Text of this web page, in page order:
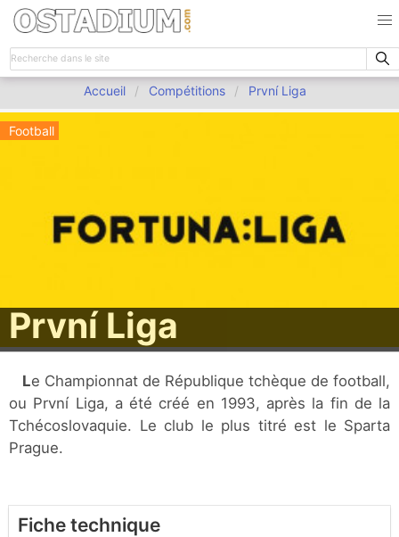
Accueil Compétitions První Liga
Football
První Liga
Le Championnat de République tchèque de football,
ou První Liga, a été créé en 1993, après la fin de la
Tchécoslovaquie. Le club le plus titré est le Sparta
Prague.
Fiche technique